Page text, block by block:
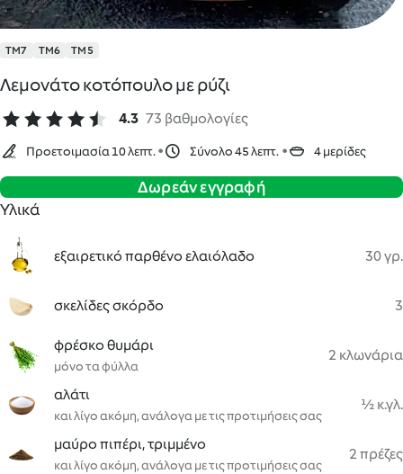
TM7 TM6 TM5
Λεμονάτο κοτόπουλο με ρύζι
4.3 73 βαθμολογίες
Προετοιμασία 10 λεπτ. Σύνολο 45 λεπτ. 4 μερίδες
Δωρεάν εγγραφή
Υλικά
εξαιρετικό παρθένο ελαιόλαδο 30 γρ.
σκελίδες σκόρδο 3
φρέσκο θυμάρι
μόνο τα φύλλα
2 κλωνάρια
αλάτι
και λίγο ακόμη, ανάλογα με τις προτιμήσεις σας
½ κ.γλ.
μαύρο πιπέρι, τριμμένο
και λίγο ακόμη, ανάλογα με τις προτιμήσεις σας
2 πρέζες